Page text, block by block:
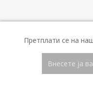
Претплати се на